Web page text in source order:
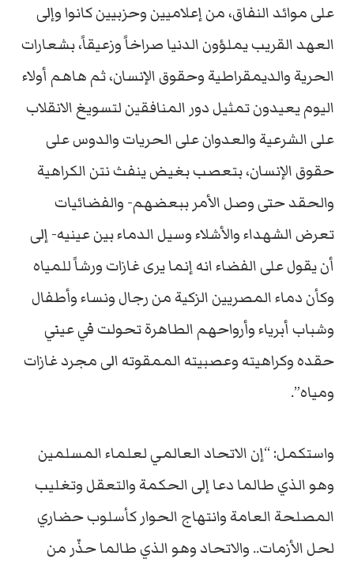
على موائد النفاق، من إعلاميين وحزبيين كانوا وإلى
العهد القريب يملؤون الدنيا صراخاً وزعيقاً، بشعارات
الحرية والديمقراطية وحقوق الإنسان، ثم هاهم أولاء
اليوم يعيدون تمثيل دور المنافقين لتسويغ الانقلاب
على الشرعية والعدوان على الحريات والدوس على
حقوق الإنسان، بتعصب بغيض ينفث نتن الكراهية
والحقد حتى وصل الأمر ببعضهم- والفضائيات
تعرض الشهداء والأشلاء وسيل الدماء بين عينيه- إلى
أن يقول على الفضاء انه إنما يرى غازات ورشاً للمياه
وكأن دماء المصريين الزكية من رجال ونساء وأطفال
وشباب أبرياء وأرواحهم الطاهرة تحولت في عيني
حقده وكراهيته وعصبيته الممقوته الى مجرد غازات
ومياه”.
واستكمل: “إن الاتحاد العالمي لعلماء المسلمين
وهو الذي طالما دعا إلى الحكمة والتعقل وتغليب
المصلحة العامة وانتهاج الحوار كأسلوب حضاري
لحل الأزمات.. والاتحاد وهو الذي طالما حذّر من